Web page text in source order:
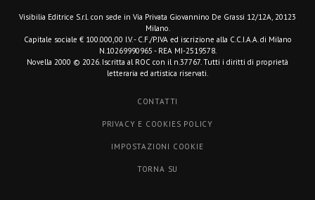
Visibilia Editrice S.r.l. con sede in Via Privata Giovannino De Grassi 12/12A, 20123
Milano.
Capitale sociale € 100.000,00 I.V. - C.F./P.IVA ed iscrizione alla C.C.I.A.A. di Milano
N.10269990965 - REA MI-2519578.
Novella 2000 © 2026. Iscritta al ROC con il n.37767. Tutti i diritti di proprietà
letteraria ed artistica riservati.
CONTATTI
PRIVACY E COOKIES POLICY
IMPOSTAZIONI COOKIE
TORNA SU